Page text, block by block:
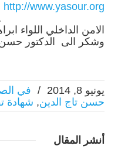
http://www.yasour.org
… منح
الامن الداخلي اللواء
وشكر الى الدكتور
يونيو 8, 2014 / في
حسن تاج الدين, شهادة
أنشر المقال